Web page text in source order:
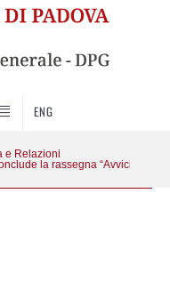
ENG
e Relazioni
la rassegna